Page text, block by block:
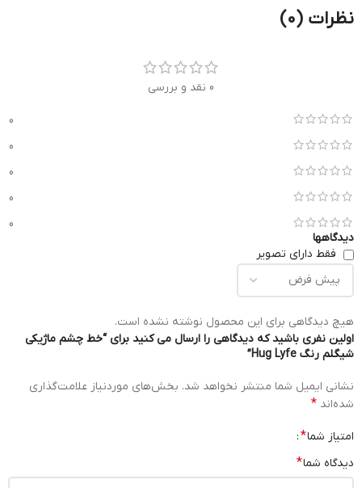
نظرات (0)
0 نقد و بررسی
0
0
0
0
0
دیدگاهها
فقط دارای تصویر
هیچ دیدگاهی برای این محصول نوشته نشده است.
اولین نفری باشید که دیدگاهی را ارسال می کنید برای “خط چشم ماژیکی
شیگلم رنگ Hug Lyfe”
نشانی ایمیل شما منتشر نخواهد شد. بخش‌های موردنیاز علامت‌گذاری
شده‌اند *
امتیاز شما*
دیدگاه شما*